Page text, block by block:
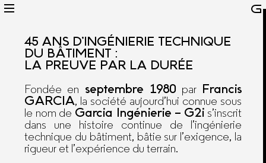
45 ANS D’INGÉNIERIE TECHNIQUE
DU BÂTIMENT :
LA PREUVE PAR LA DURÉE
Fondée en septembre 1980 par Francis
GARCIA, la société aujourd’hui connue sous
le nom de Garcia Ingénierie – G2i s’inscrit
dans une histoire continue de l’ingénierie
technique du bâtiment, bâtie sur l’exigence, la
rigueur et l’expérience du terrain.